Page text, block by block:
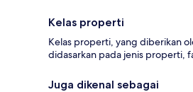
Kelas properti
Kelas properti, yang diberikan
didasarkan pada jenis properti,
Juga dikenal sebagai